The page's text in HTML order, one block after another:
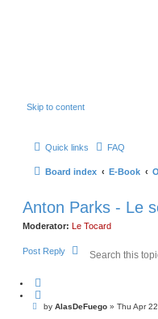
Skip to content
Quick links FAQ
Board index E-Book
Anton Parks - Le
Moderator: Le Tocard
Post Reply
o
Pby AlasDeFuego» Thu Apr